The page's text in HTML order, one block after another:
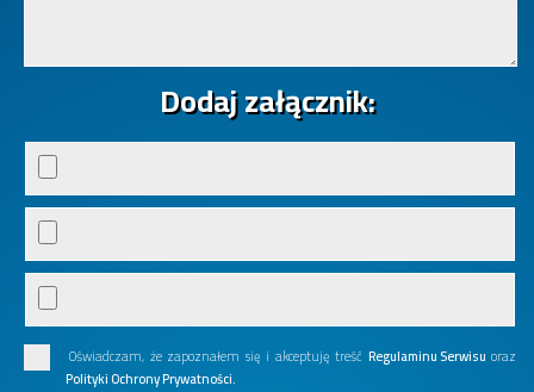
Dodaj załącznik:
Oświadczam, że zapoznałem się i akceptuję treść Regulaminu Serwisu oraz
Polityki Ochrony Prywatności.